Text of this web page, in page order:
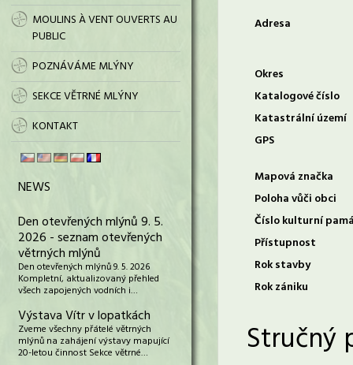
MOULINS À VENT OUVERTS AU
PUBLIC
POZNÁVÁME MLÝNY
SEKCE VĚTRNÉ MLÝNY
KONTAKT
NEWS
Den otevřených mlýnů 9. 5.
2026 - seznam otevřených
větrných mlýnů
Den otevřených mlýnů 9. 5. 2026
Kompletní, aktualizovaný přehled
všech zapojených vodních i…
Výstava Vítr v lopatkách
Zveme všechny přátelé větrných
mlýnů na zahájení výstavy mapující
20-letou činnost Sekce větrné…
Adresa
Okres
Katalogové číslo
Katastrální území
GPS
Mapová značka
Poloha vůči obci
Číslo kulturní
Přístupnost
Rok stavby
Rok zániku
Stručný